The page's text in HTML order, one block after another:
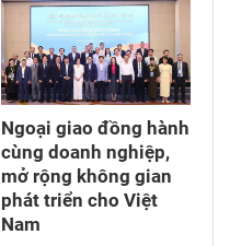
Ngoại giao đồng hành
cùng doanh nghiệp,
mở rộng không gian
phát triển cho Việt
Nam